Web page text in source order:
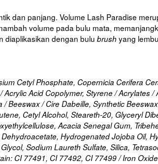
dan panjang. Volume Lash Paradise
volume pada bulu mata,
diaplikasikan dengan bulu brush yang
Cetyl Phosphate, Copernicia Cerifera
Acrylic Acid Copolymer, Styrene / Acrylates /
Beeswax / Cire Dabeille, Synthetic
Cetyl Alcohol, Steareth-20, Glyceryl
Acacia Senegal Gum,
Hydrogenated Jojoba Oil,
Sodium Laureth Sulfate, Silica,
CI 77491, CI 77492, CI 77499 / Iron